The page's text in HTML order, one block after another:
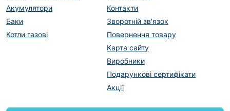
Акумулятори
Баки
Котли газові
Контакти
Зворотній зв'язок
Повернення товару
Карта сайту
Виробники
Подарункові сертифікати
Акції